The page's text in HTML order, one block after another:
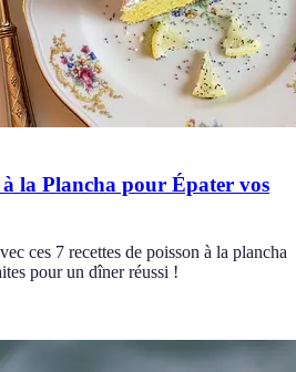
à la Plancha pour Épater vos
ces 7 recettes de poisson à la plancha
pour un dîner réussi !